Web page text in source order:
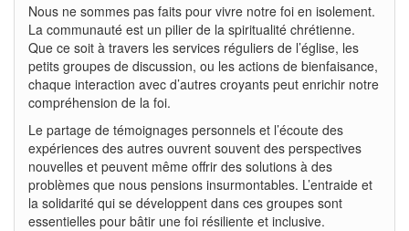
Nous ne sommes pas faits pour vivre notre foi en isolement.
La communauté est un pilier de la spiritualité chrétienne.
Que ce soit à travers les services réguliers de l’église, les
petits groupes de discussion, ou les actions de bienfaisance,
chaque interaction avec d’autres croyants peut enrichir notre
compréhension de la foi.
Le partage de témoignages personnels et l’écoute des
expériences des autres ouvrent souvent des perspectives
nouvelles et peuvent même offrir des solutions à des
problèmes que nous pensions insurmontables. L’entraide et
la solidarité qui se développent dans ces groupes sont
essentielles pour bâtir une foi résiliente et inclusive.